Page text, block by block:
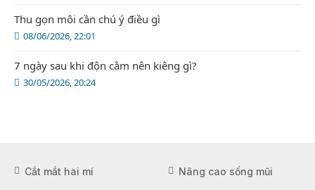
08/06/2026, 22:01
Thu gọn môi cần chú ý điều gì
30/05/2026, 20:24
7 ngày sau khi độn cằm nên kiêng gì?
Cắt mắt hai mí Nâng cao sống mũi